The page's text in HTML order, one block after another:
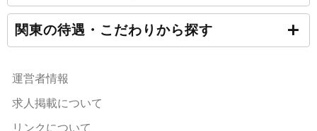
関東の待遇・こだわりから探す
運営者情報
求人掲載について
リンクについて